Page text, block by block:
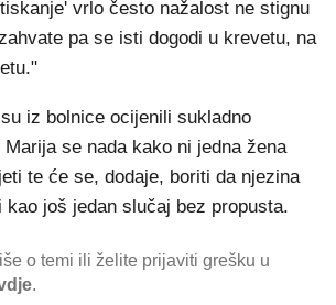
vrlo često nažalost ne stignu
pa se isti dogodi u krevetu, na
iz bolnice ocijenili sukladno
se nada kako ni jedna žena
te će se, dodaje, boriti da njezina
kao još jedan slučaj bez propusta.
o temi ili želite prijaviti grešku u
.